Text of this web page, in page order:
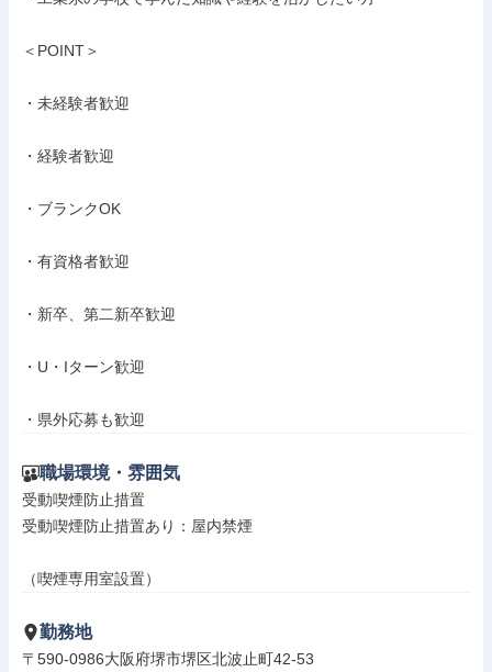
＜POINT＞
・未経験者歓迎
・経験者歓迎
・ブランクOK
・有資格者歓迎
・新卒、第二新卒歓迎
・U・Iターン歓迎
・県外応募も歓迎
職場環境・雰囲気
受動喫煙防止措置
受動喫煙防止措置あり：屋内禁煙
（喫煙専用室設置）
勤務地
〒590-0986大阪府堺市堺区北波止町42-53